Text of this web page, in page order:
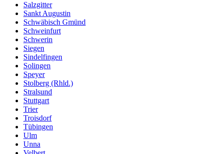
Salzgitter
Sankt Augustin
Schwäbisch Gmünd
Schweinfurt
Schwerin
Siegen
Sindelfingen
Solingen
Speyer
Stolberg (Rhld.)
Stralsund
Stuttgart
Trier
Troisdorf
Tübingen
Ulm
Unna